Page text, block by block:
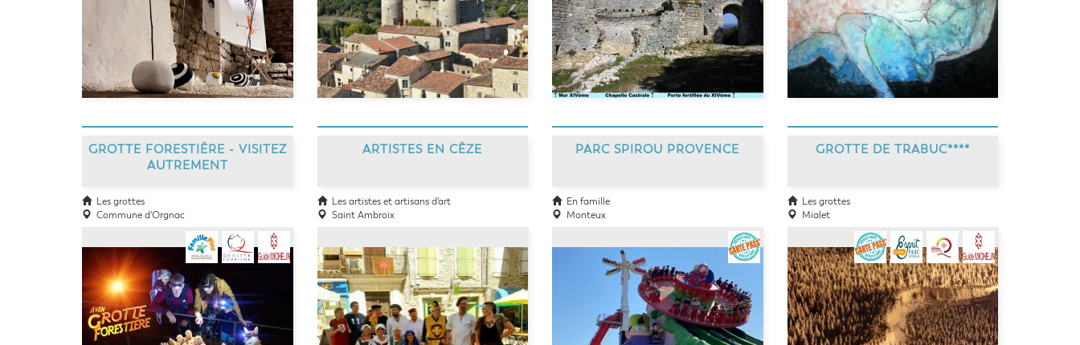
GROTTE FORESTIÈRE - VISITEZ
AUTREMENT
Les grottes
Commune d'Orgnac
ARTISTES EN CÈZE
Les artistes et artisans d'art
Saint Ambroix
PARC SPIROU PROVENCE
En famille
Monteux
GROTTE DE TRABUC****
Les grottes
Mialet